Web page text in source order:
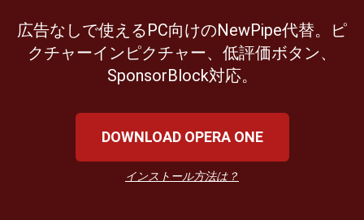
広告なしで使えるPC向けのNewPipe代替。ピ
クチャーインピクチャー、低評価ボタン、
SponsorBlock対応。
DOWNLOAD OPERA ONE
インストール方法は？